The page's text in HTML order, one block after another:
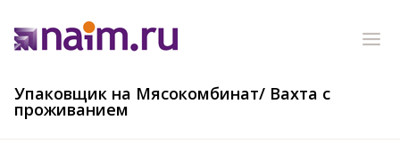
Упаковщик на Мясокомбинат/ Вахта с
проживанием